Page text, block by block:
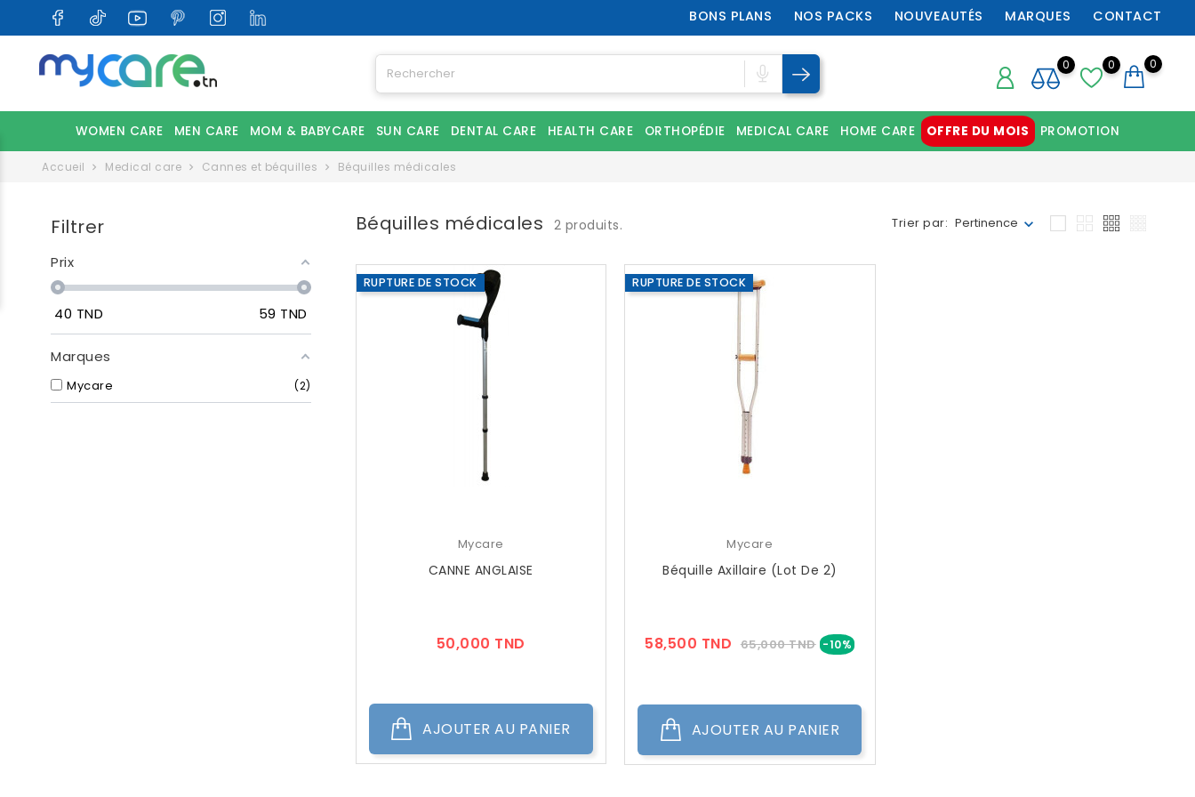
BONS PLANS NOS PACKS NOUVEAUTÉS MARQUES CONTACT
0 0
0
WOMEN CARE MEN CARE MOM & BABYCARE SUN CARE DENTAL CARE HEALTH CARE ORTHOPÉDIE MEDICAL CARE HOME CARE OFFRE DU MOIS PROMOTION
Accueil Medical care Cannes et béquilles Béquilles médicales
Filtrer
Prix
40 TND 59 TND
Marques
Mycare 2
Béquilles médicales 2 produits. Trier par: Pertinence
RUPTURE DE STOCK
Mycare
CANNE ANGLAISE
50,000 TND
AJOUTER AU PANIER
RUPTURE DE STOCK
Mycare
Béquille Axillaire (lot De 2)
58,500 TND Prix
65,000 TND -10%Prix
AJOUTER AU PANIER